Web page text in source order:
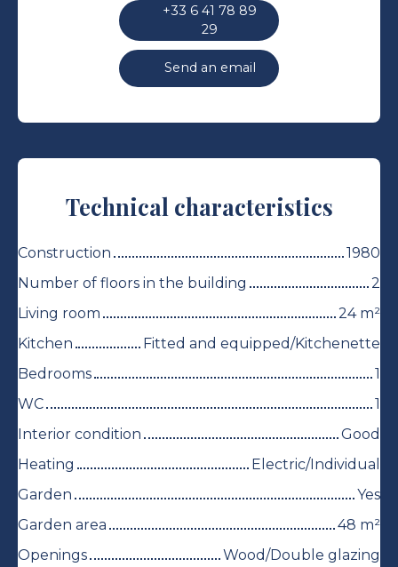
+33 6 41 78 89
29
Send an email
Technical characteristics
Construction
1980
Number of floors in the building
2
Living room
24 m²
Kitchen
Fitted and equipped/Kitchenette
Bedrooms
1
WC
1
Interior condition
Good
Heating
Electric/Individual
Garden
Yes
Garden area
48 m²
Openings
Wood/Double glazing